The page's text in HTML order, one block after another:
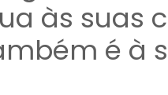
às suas
é à